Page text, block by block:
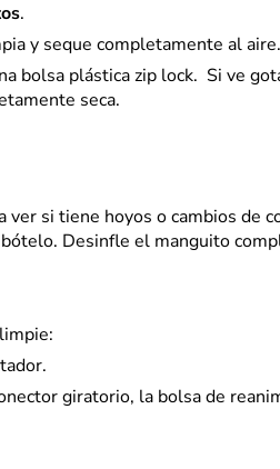
.
y seque completamente al aire.
bolsa plástica zip lock. Si ve
seca.
si tiene hoyos o cambios
Desinfle el manguito
giratorio, la bolsa de